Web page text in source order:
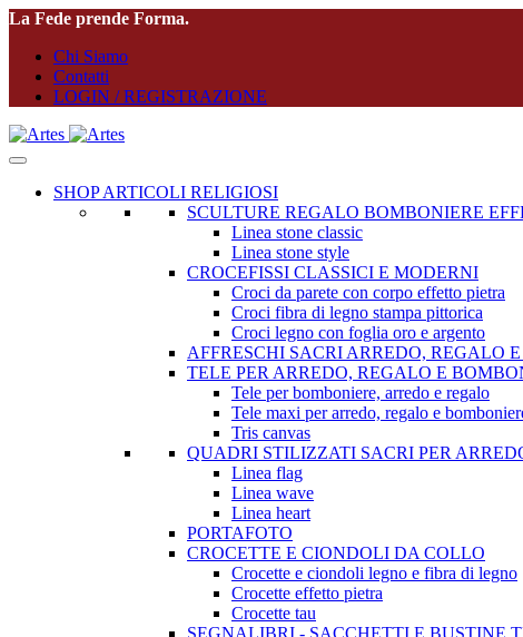
La Fede prende Forma.
Chi Siamo
Contatti
LOGIN / REGISTRAZIONE
SHOP ARTICOLI RELIGIOSI
SCULTURE REGALO BOMBONIERE
Linea stone classic
Linea stone style
CROCEFISSI CLASSICI E MODERNI
Croci da parete con corpo effetto pietra
Croci fibra di legno stampa pittorica
Croci legno con foglia oro e argento
AFFRESCHI SACRI ARREDO, REGALO
TELE PER ARREDO, REGALO E
Tele per bomboniere, arredo e regalo
Tele maxi per arredo, regalo e
Tris canvas
QUADRI STILIZZATI SACRI PER
Linea flag
Linea wave
Linea heart
PORTAFOTO
CROCETTE E CIONDOLI DA COLLO
Crocette e ciondoli legno e fibra di legno
Crocette effetto pietra
Crocette tau
SEGNALIBRI - SACCHETTI E BUSTINE